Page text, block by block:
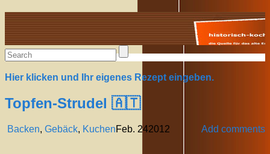
Alte Rezepte online
Hier klicken und Ihr eigenes Rezept eingeben.
Topfen-Strudel 🇦🇹
Backen, Gebäck, Kuchen Add comments
Feb. 242012